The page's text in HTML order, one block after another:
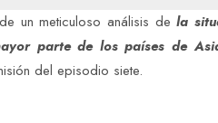
un meticuloso análisis dela
parte de los países de
del episodio siete.